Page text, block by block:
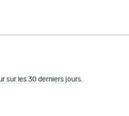
sur les 30 derniers jours.